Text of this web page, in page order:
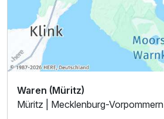
Waren (Müritz)
Müritz | Mecklenburg-Vorpommern